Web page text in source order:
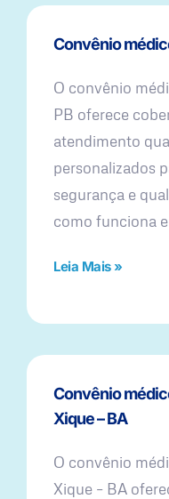
Convênio
O convênio
PB oferece
atendimento
personalizados
segurança e
como funciona
Leia Mais »
Convênio
Xique – BA
O convênio
Xique – BA